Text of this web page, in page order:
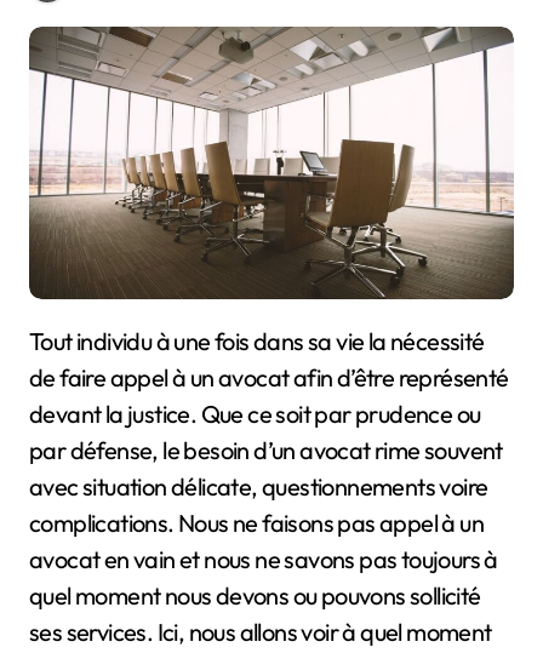
Tout individu à une fois dans sa vie la nécessité
de faire appel à un avocat afin d’être représenté
devant la justice. Que ce soit par prudence ou
par défense, le besoin d’un avocat rime souvent
avec situation délicate, questionnements voire
complications. Nous ne faisons pas appel à un
avocat en vain et nous ne savons pas toujours à
quel moment nous devons ou pouvons sollicité
ses services. Ici, nous allons voir à quel moment